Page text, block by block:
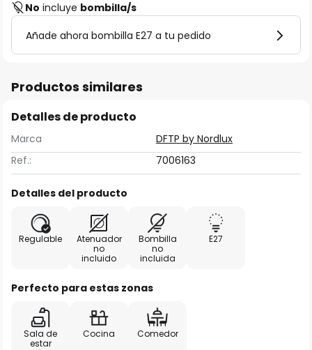
No incluye bombilla/s
Añade ahora bombilla E27 a tu pedido
Productos similares
Detalles de producto
Marca
DFTP by Nordlux
Ref.:
7006163
Detalles del producto
Regulable
Atenuador
no
incluido
Bombilla
no
incluida
E27
Perfecto para estas zonas
Sala de
estar
Cocina Comedor